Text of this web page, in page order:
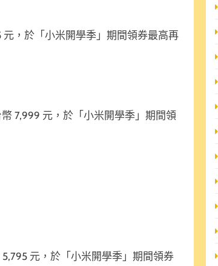
，於「小米開學季」期間領券最高再
7,999 元，於「小米開學季」期間領
元，於「小米開學季」期間領券